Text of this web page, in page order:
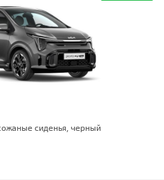
сиденья, черный